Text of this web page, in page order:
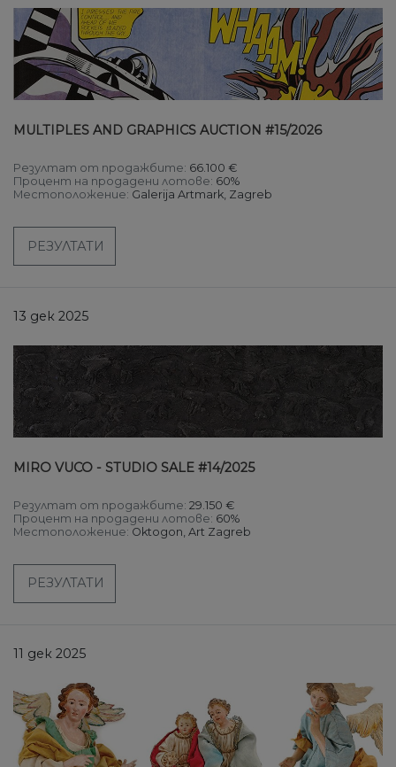
MULTIPLES AND GRAPHICS AUCTION #15/2026
Резултат от продажбите: 66.100 €
Процент на продадени лотове: 60%
Местоположение: Galerija Artmark, Zagreb
РЕЗУЛТАТИ
13 дек 2025
MIRO VUCO - STUDIO SALE #14/2025
Резултат от продажбите: 29.150 €
Процент на продадени лотове: 60%
Местоположение: Oktogon, Art Zagreb
РЕЗУЛТАТИ
11 дек 2025